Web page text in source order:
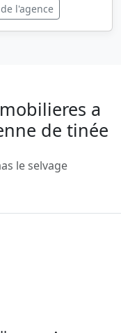
l'agence
a
de tinée
le selvage